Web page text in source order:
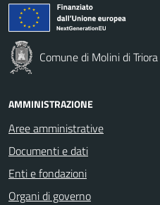
Comune di Molini di Triora
AMMINISTRAZIONE
Aree amministrative
Documenti e dati
Enti e fondazioni
Organi di governo